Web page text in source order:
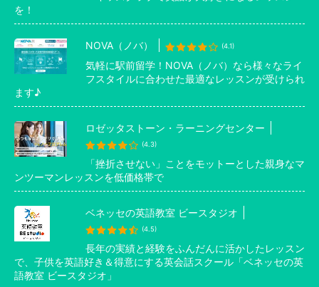
を！
NOVA（ノバ） (4.1)
気軽に駅前留学！NOVA（ノバ）なら様々なライ
フスタイルに合わせた最適なレッスンが受けられ
ます♪
ロゼッタストーン・ラーニングセンター
(4.3)
「挫折させない」ことをモットーとした親身なマ
ンツーマンレッスンを低価格帯で
ベネッセの英語教室 ビースタジオ
(4.5)
長年の実績と経験をふんだんに活かしたレッスン
で、子供を英語好き＆得意にする英会話スクール「ベネッセの英
語教室 ビースタジオ」